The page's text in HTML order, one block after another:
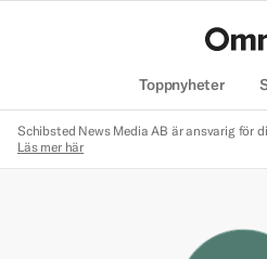
Toppnyheter
Schibsted News Media AB är ansvarig för
Läs mer här